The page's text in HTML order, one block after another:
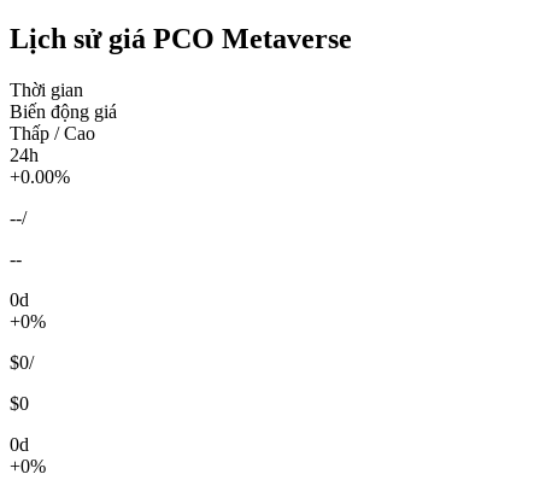
Lịch sử giá PCO Metaverse
Thời gian
Biến động giá
Thấp / Cao
24h
+0.00%
--/
--
0d
+0%
$0/
$0
0d
+0%